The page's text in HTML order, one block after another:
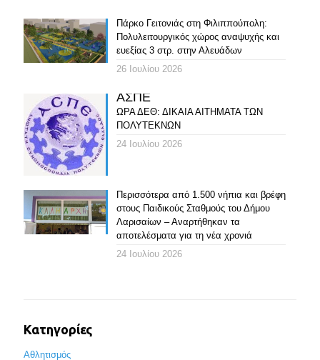
Πάρκο Γειτονιάς στη Φιλιππούπολη:
Πολυλειτουργικός χώρος αναψυχής και
ευεξίας 3 στρ. στην Αλευάδων
26 Ιουλίου 2026
ΑΣΠΕ
ΩΡΑ ΔΕΘ: ΔΙΚΑΙΑ ΑΙΤΗΜΑΤΑ ΤΩΝ
ΠΟΛΥΤΕΚΝΩΝ
24 Ιουλίου 2026
Περισσότερα από 1.500 νήπια και βρέφη
στους Παιδικούς Σταθμούς του Δήμου
Λαρισαίων – Αναρτήθηκαν τα
αποτελέσματα για τη νέα χρονιά
24 Ιουλίου 2026
Κατηγορίες
Αθλητισμός